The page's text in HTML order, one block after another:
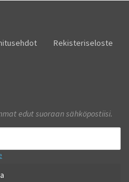
Rekisteriseloste
edut suoraan sähköpostiisi.